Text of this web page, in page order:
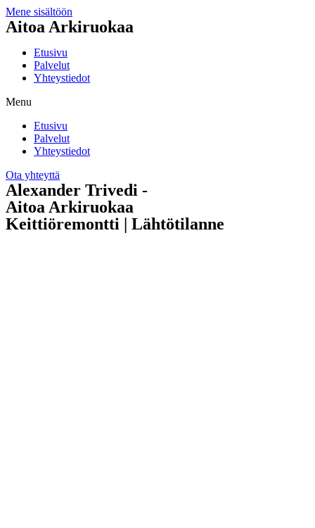
Mene sisältöön
Aitoa Arkiruokaa
Etusivu
Palvelut
Yhteystiedot
Menu
Etusivu
Palvelut
Yhteystiedot
Ota yhteyttä
Alexander Trivedi -
Aitoa Arkiruokaa
Keittiöremontti | Lähtötilanne